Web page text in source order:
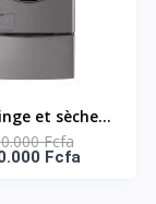
F0Z6DRP24
et sèche-
18/10 Kg |
| 6 Motion
Fcfa
Fcfa